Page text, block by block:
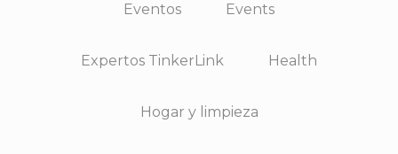
Eventos Events
Expertos TinkerLink Health
Hogar y limpieza